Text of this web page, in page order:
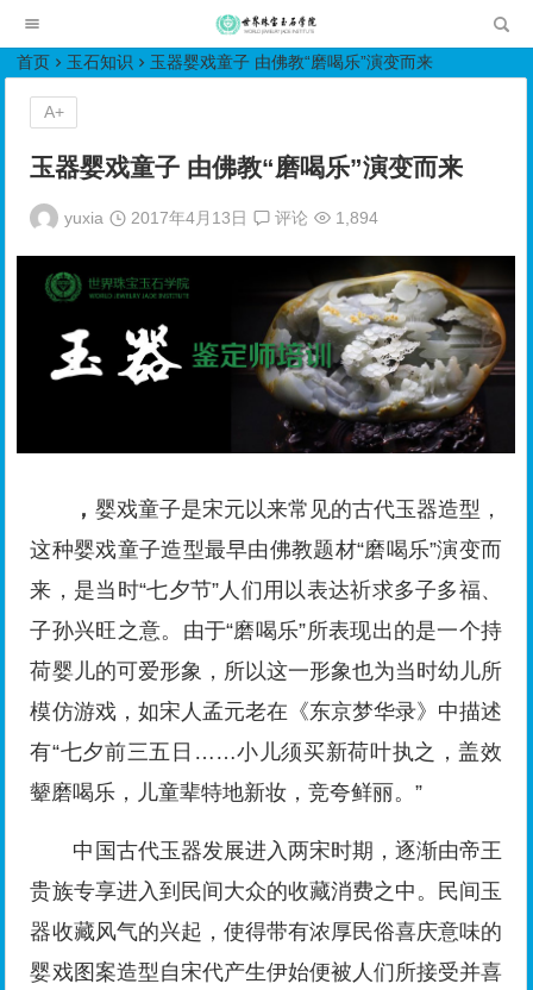
首页 玉石知识 玉器婴戏童子 由佛教“磨喝乐”演变而来
玉器婴戏童子 由佛教“磨喝乐”演变而来
yuxia 2017年4月13日 评论 1,894
， 婴戏童子是宋元以来常见的古代玉器造型，
这种婴戏童子造型最早由佛教题材“磨喝乐”演变而
来，是当时“七夕节”人们用以表达祈求多子多福、
子孙兴旺之意。由于“磨喝乐”所表现出的是一个持
荷婴儿的可爱形象，所以这一形象也为当时幼儿所
模仿游戏，如宋人孟元老在《东京梦华录》中描述
有“七夕前三五日……小儿须买新荷叶执之，盖效
颦磨喝乐，儿童辈特地新妆，竞夸鲜丽。”
中国古代玉器发展进入两宋时期，逐渐由帝王
贵族专享进入到民间大众的收藏消费之中。民间玉
器收藏风气的兴起，使得带有浓厚民俗喜庆意味的
婴戏图案造型自宋代产生伊始便被人们所接受并喜
A+